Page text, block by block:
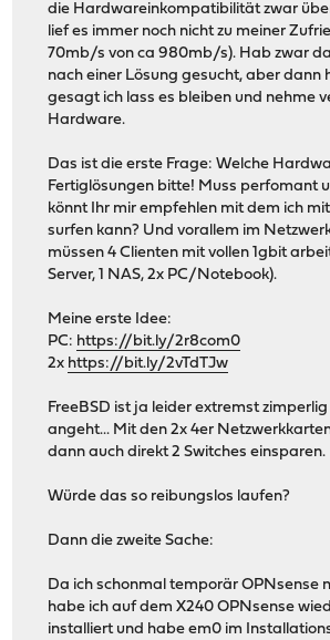
die Hardwareinkompatibilität zwar
lief es immer noch nicht zu meiner
70mb/s von ca 980mb/s). Hab zwar
nach einer Lösung gesucht, aber dann
gesagt ich lass es bleiben und nehme
Hardware.
Das ist die erste Frage: Welche
Fertiglösungen bitte! Muss perfomant
könnt Ihr mir empfehlen mit dem ich
surfen kann? Und vorallem im
müssen 4 Clienten mit vollen 1gbit
Server, 1 NAS, 2x PC/Notebook).
Meine erste Idee:
PC: https://bit.ly/2r8com0
2x https://bit.ly/2vTdTJw
FreeBSD ist ja leider extremst
angeht... Mit den 2x 4er
dann auch direkt 2 Switches einsparen.
Würde das so reibungslos laufen?
Dann die zweite Sache:
Da ich schonmal temporär OPNsense
habe ich auf dem X240 OPNsense
installiert und habe em0 im